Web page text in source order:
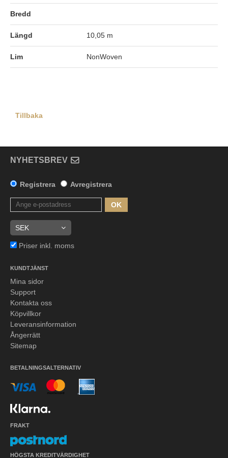
Bredd
Längd 10,05 m
Lim NonWoven
Tillbaka
NYHETSBREV
Registrera Avregistrera
OK
Priser inkl. moms
KUNDTJÄNST
Mina sidor
Support
Kontakta oss
Köpvillkor
Leveransinformation
Ångerrätt
Sitemap
BETALNINGSALTERNATIV
FRAKT
HÖGSTA KREDITVÄRDIGHET